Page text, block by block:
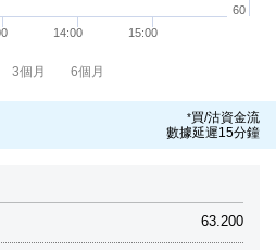
3個月 6個月
*買/沽資金流
數據延遲15分鐘
63.200